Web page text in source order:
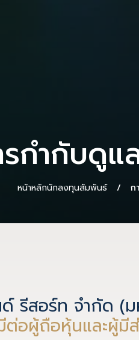
กำกับดูแ
หนัาหลักนักลงทุนสัมพันธ์ ก
รีสอร์ท จำกัด (
อผู้ถือหุ้นและผู้มี